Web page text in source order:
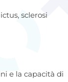
sclerosi
e la capacità di